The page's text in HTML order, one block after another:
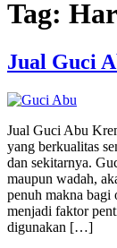
Tag:
Jual Guci
Jual Guci Abu
yang berkualitas
dan sekitarnya.
maupun wadah,
penuh makna bagi
menjadi faktor
digunakan […]